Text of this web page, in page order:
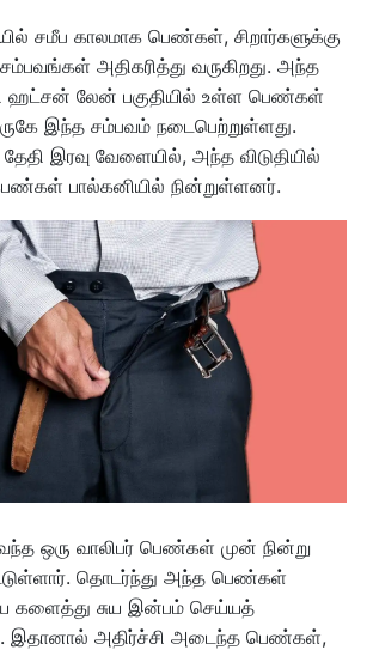
சமீப காலமாக பெண்கள், சிறார்களுக்கு
அதிகரித்து வருகிறது. அந்த
ஹட்சன் லேன் பகுதியில் உள்ள பெண்கள்
இந்த சம்பவம் நடைபெற்றுள்ளது.
இரவு வேளையில், அந்த விடுதியில்
பால்கனியில் நின்றுள்ளனர்.
ஒரு வாலிபர் பெண்கள் முன் நின்று
தொடர்ந்து அந்த பெண்கள்
சுய இன்பம் செய்யத்
இதானால் அதிர்ச்சி அடைந்த பெண்கள்,